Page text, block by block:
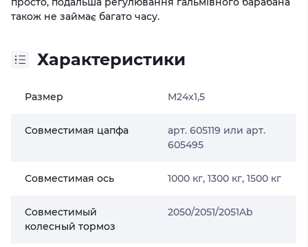
також не займає багато часу.
Характеристики
Размер M24x1,5
Совместимая цапфа
арт. 605119 или арт.
605495
Совместимая ось 1000 кг, 1300 кг, 1500 кг
Совместимый
колесный тормоз
2050/2051/2051Ab